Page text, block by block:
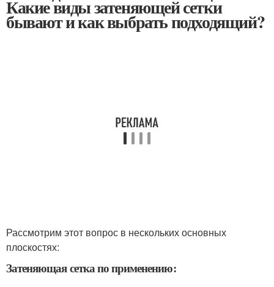
Какие виды затеняющей сетки
бывают и как выбрать подходящий?
Рассмотрим этот вопрос в нескольких основных
плоскостях:
Затеняющая сетка по применению: